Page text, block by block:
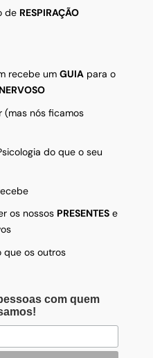
de RESPIRAÇÃO
recebe um GUIApara o
(mas nós ficamos
do que o seu
os nossos PRESENTESe
que os outros
com quem